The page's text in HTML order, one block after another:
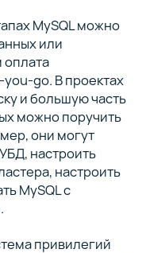
MySQL можно
или
оплата
go. В проектах
и большую часть
можно поручить
они могут
настроить
настроить
MySQL с
привилегий